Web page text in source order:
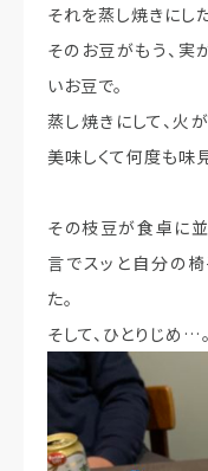
それを蒸し焼きにし
そのお豆がもう、実
いお豆で。
蒸し焼きにして、火
美味しくて何度も味
その枝豆が食卓に
言でスッと自分の
た。
そして、ひとりじめ…。